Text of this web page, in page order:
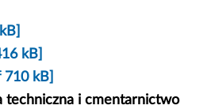
kB]
710 kB]
techniczna i cmentarnictwo